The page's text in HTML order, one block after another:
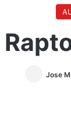
Jose